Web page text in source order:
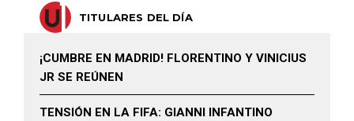
TITULARES DEL DÍA
¡CUMBRE EN MADRID! FLORENTINO Y VINICIUS
JR SE REÚNEN
TENSIÓN EN LA FIFA: GIANNI INFANTINO